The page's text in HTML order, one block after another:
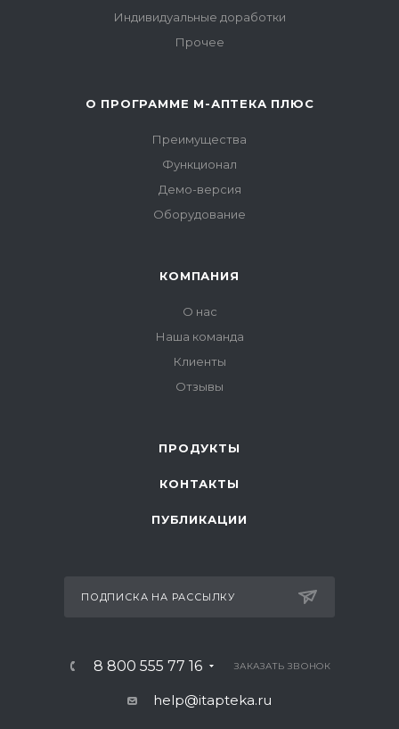
Индивидуальные доработки
Прочее
О ПРОГРАММЕ М-АПТЕКА ПЛЮС
Преимущества
Функционал
Демо-версия
Оборудование
КОМПАНИЯ
О нас
Наша команда
Клиенты
Отзывы
ПРОДУКТЫ
КОНТАКТЫ
ПУБЛИКАЦИИ
ПОДПИСКА НА РАССЫЛКУ
8 800 555 77 16 ЗАКАЗАТЬ ЗВОНОК
help@itapteka.ru